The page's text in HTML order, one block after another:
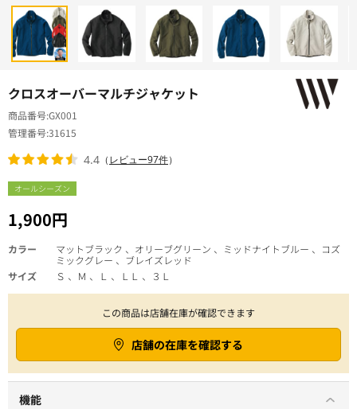
クロスオーバーマルチジャケット
オールシーズン
1,900円
商品番号GX001
管理番号31615
4.4 （レビュー97件）
カラー
マットブラック 、オリーブグリーン 、ミッドナイトブルー 、コズ
ミックグレー 、ブレイズレッド
サイズ
Ｓ 、Ｍ 、Ｌ 、ＬＬ 、３Ｌ
この商品は店舗在庫が確認できます
店舗の在庫を確認する
機能